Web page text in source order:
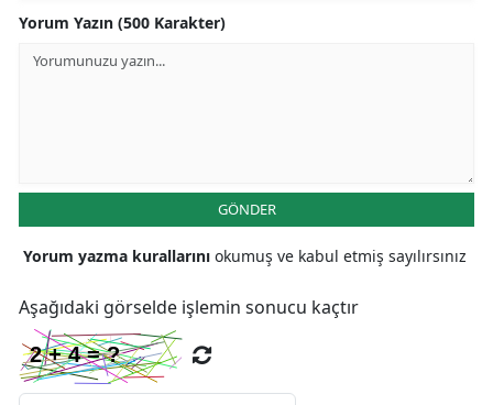
Yorum Yazın (500 Karakter)
GÖNDER
Yorum yazma kurallarını okumuş ve kabul etmiş sayılırsınız
Aşağıdaki görselde işlemin sonucu kaçtır